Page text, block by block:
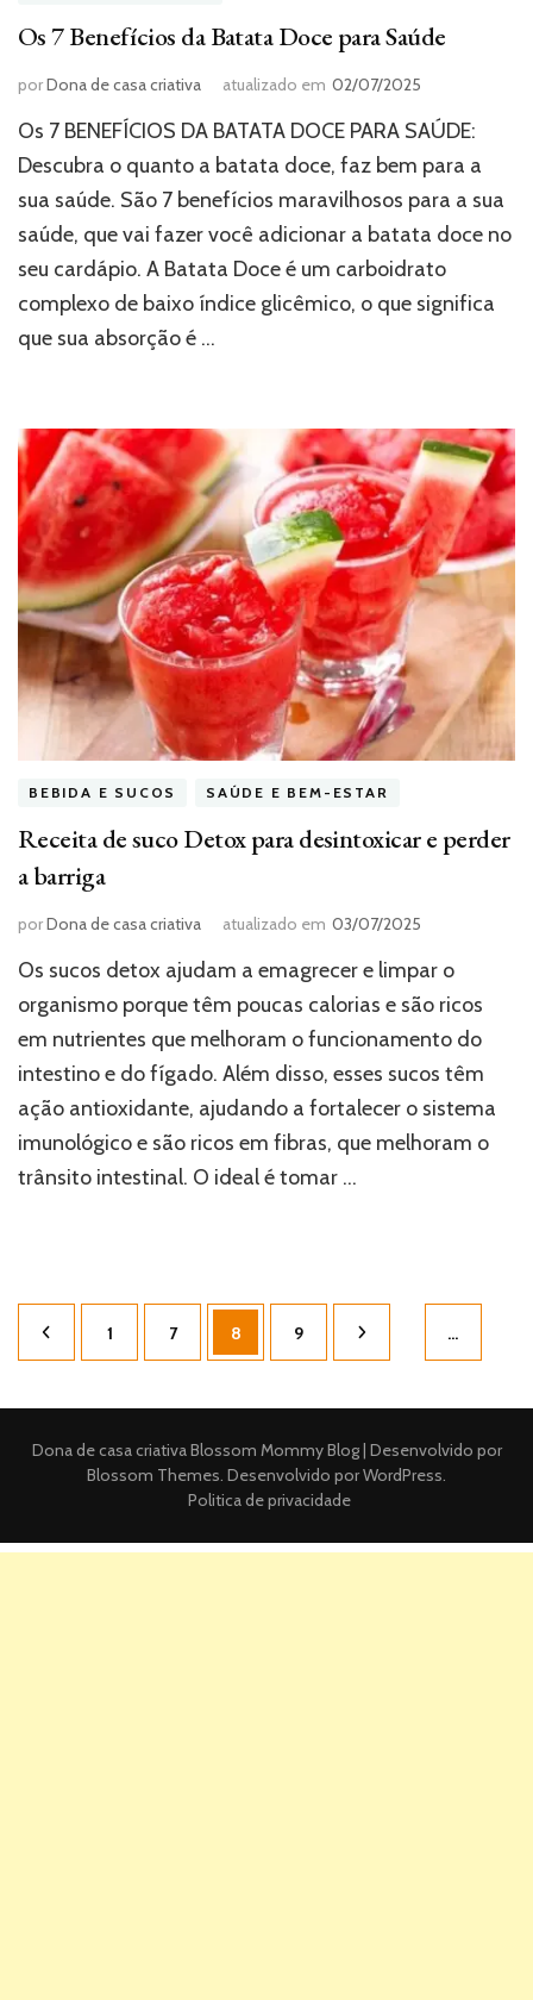
Os 7 Benefícios da Batata Doce para Saúde
porDona de casa criativa atualizado em 02/07/2025
Os 7 BENEFÍCIOS DA BATATA DOCE PARA SAÚDE:
Descubra o quanto a batata doce, faz bem para a
sua saúde. São 7 benefícios maravilhosos para a sua
saúde, que vai fazer você adicionar a batata doce no
seu cardápio. A Batata Doce é um carboidrato
complexo de baixo índice glicêmico, o que significa
que sua absorção é …
BEBIDA E SUCOS SAÚDE E BEM-ESTAR
Receita de suco Detox para desintoxicar e perder
a barriga
porDona de casa criativa atualizado em 03/07/2025
Os sucos detox ajudam a emagrecer e limpar o
organismo porque têm poucas calorias e são ricos
em nutrientes que melhoram o funcionamento do
intestino e do fígado. Além disso, esses sucos têm
ação antioxidante, ajudando a fortalecer o sistema
imunológico e são ricos em fibras, que melhoram o
trânsito intestinal. O ideal é tomar …
Paginação
de
Página
1 …
Página
7 Página
8 Página
9
Dona de casa criativaBlossom Mommy Blog | Desenvolvido por
Blossom Themes . Desenvolvido porWordPress
Politica de privacidade